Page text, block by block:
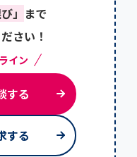
」 まで
さい！
イン
する
する